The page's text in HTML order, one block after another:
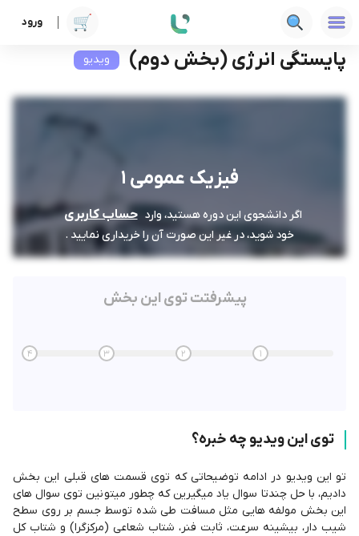
ورود دوره ها فنی‌ومهندسی پایستگی انرژی (بخش دوم)
پایستگی انرژی (بخش دوم) ویدیو
فیزیک عمومی 1
اگر دانشجوی این دوره هستید، وارد حساب کاربری
خود شوید، در غیر این صورت آن را خریداری نمایید .
پیشرفتت توی این بخش
1
2
3
4
توی این ویدیو چه خبره؟
تو این ویدیو در ادامه توضیحاتی که توی قسمت های قبلی این بخش
دادیم، با حل چندتا سوال یاد میگیرین که چطور میتونین توی سوال های
این بخش مولفه هایی مثل مسافت طی شده توسط جسم بر روی سطح
شیب دار، بیشینه سرعت، ثابت فنر، شتاب شعاعی (مرکزگرا) و شتاب کل